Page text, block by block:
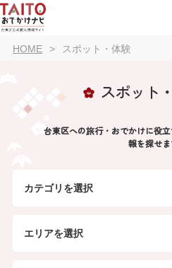
HOME スポット・体験
スポット
台東区への旅行・おでかけに役
報を探せま
カテゴリを選択
エリアを選択